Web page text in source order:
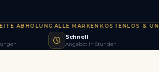
· ALLE MARKEN·KOSTENLOS &
Schnell
Angebot in Stunden